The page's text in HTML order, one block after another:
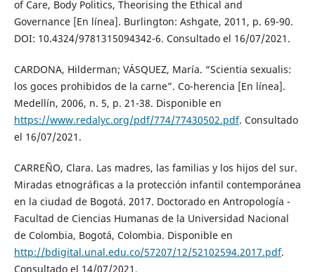
of Care, Body Politics, Theorising the Ethical and
Governance [En línea]. Burlington: Ashgate, 2011, p. 69-90.
DOI: 10.4324/9781315094342-6. Consultado el 16/07/2021.
CARDONA, Hilderman; VÁSQUEZ, María. “Scientia sexualis:
los goces prohibidos de la carne”. Co-herencia [En línea].
Medellín, 2006, n. 5, p. 21-38. Disponible en
https://www.redalyc.org/pdf/774/77430502.pdf. Consultado
el 16/07/2021.
CARREÑO, Clara. Las madres, las familias y los hijos del sur.
Miradas etnográficas a la protección infantil contemporánea
en la ciudad de Bogotá. 2017. Doctorado en Antropología -
Facultad de Ciencias Humanas de la Universidad Nacional
de Colombia, Bogotá, Colombia. Disponible en
http://bdigital.unal.edu.co/57207/12/52102594.2017.pdf.
Consultado el 14/07/2021.